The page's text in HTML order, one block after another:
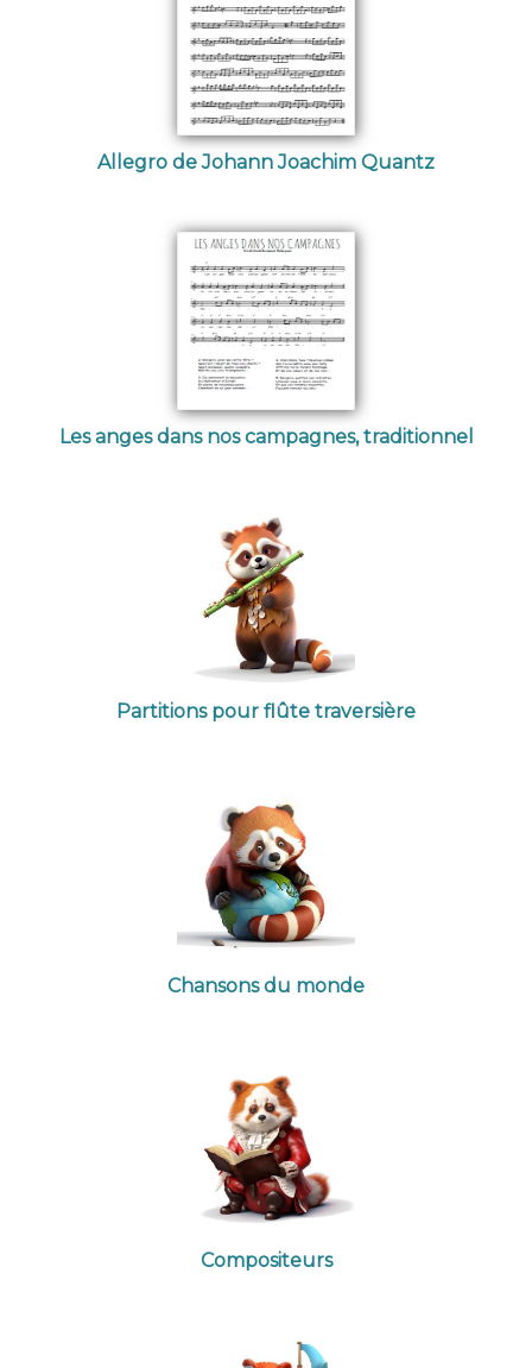
Allegro de Johann Joachim Quantz
Les anges dans nos campagnes, traditionnel
Partitions pour flûte traversière
Chansons du monde
Compositeurs